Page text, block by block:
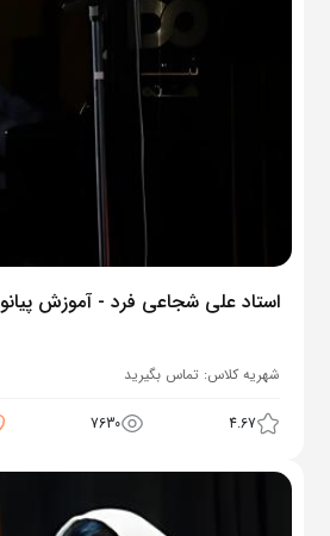
استاد علی شجاعی فرد - آموزش پیانو
شهریه کلاس: تماس بگیرید
4.67
7630